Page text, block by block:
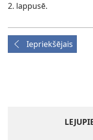
2. lappusē.
Iepriekšējais